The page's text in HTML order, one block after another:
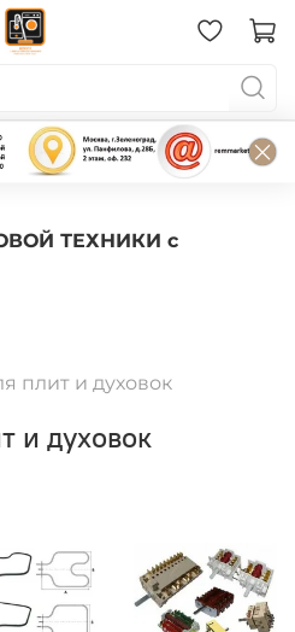
ТЕХНИКИ с
России.
плит и духовок
и духовок